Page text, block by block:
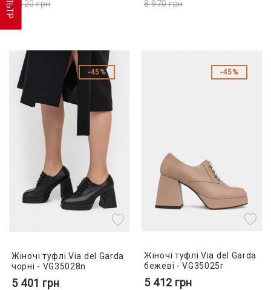
9 120грн 8 970грн
45%
Жіночі туфлі Via del Garda
чорні - VG35028n
5 401 грн
45%
Жіночі туфлі Via del Garda
бежеві - VG35025r
5 412 грн